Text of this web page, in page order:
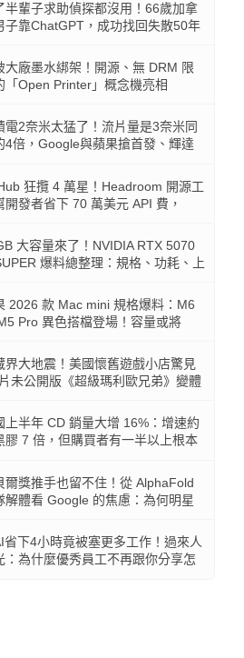
半輩子求助偵探都沒用！66歲加拿
子靠ChatGPT，成功找回失散50年
大廠墨水綁架！開源、無 DRM 限
「Open Printer」概念機亮相
電2奈米太猛了！流片量是3奈米同
4倍，Google與蘋果搶首發、輝達
狂攬 4 萬星！Headroom 開源工
開發者省下 70 萬美元 API 費，
大容量來了！NVIDIA RTX 5070
爆料總整理：規格、功耗、上
2026 款 Mac mini 規格爆料：M6
Pro 異色搭檔登場！容量或將
界大地震！美國懷舊遊戲小店驚見
未公開版《超級瑪利歐兄弟》變體
上半年 CD 銷量大增 16%：增速約
膠 7 倍，但購買者有一半以上根本
爾獎推手也留不住！從 AlphaFold
解體看 Google 的焦慮：為何明星
省下4小時竟被塞更多工作！過來人
：為什麼優秀員工不再跟你分享怎